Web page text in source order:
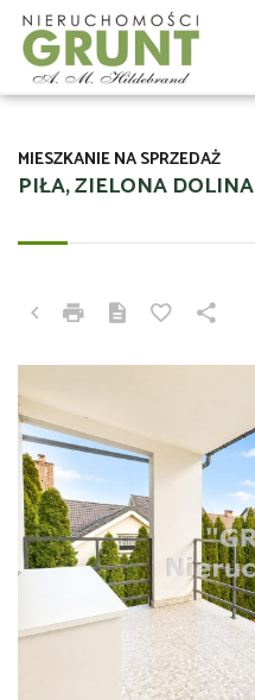
PIŁA, ZIELONA DOLINA
MIESZKANIE NA SPRZEDAŻ